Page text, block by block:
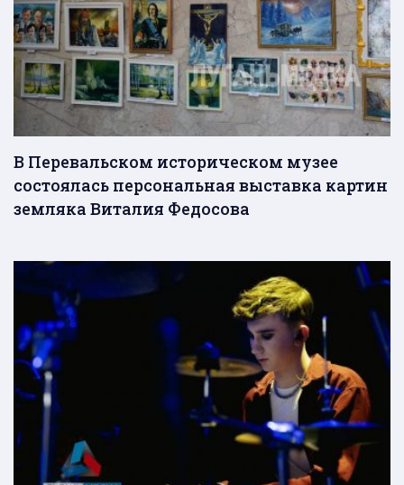
В Перевальском историческом музее
состоялась персональная выставка картин
земляка Виталия Федосова